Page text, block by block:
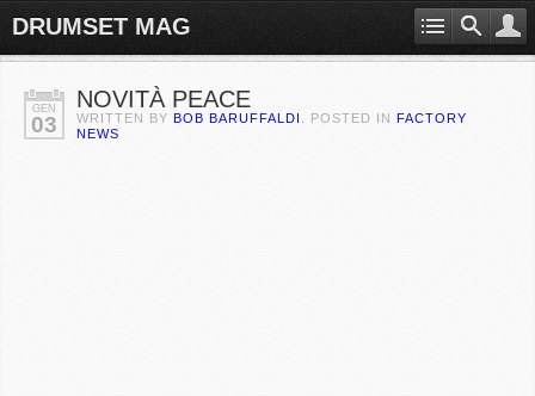
DRUMSET MAG
GEN
03
NOVITÀ PEACE
WRITTEN BY BOB BARUFFALDI . POSTED IN FACTORY
NEWS